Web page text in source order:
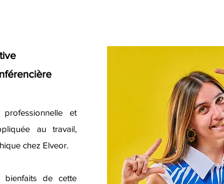
et
au travail,
chez Elveor.
de cette